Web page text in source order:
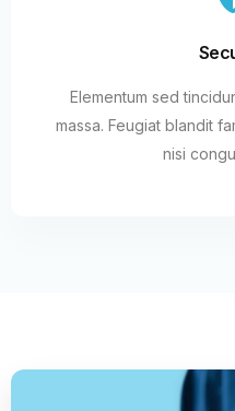
Elementum sed
massa. Feugiat blandit
nisi